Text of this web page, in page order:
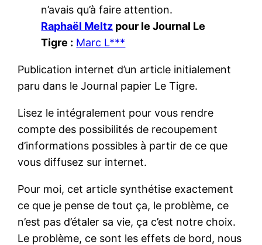
n’avais qu’à faire attention.
Raphaël Meltz pour le Journal Le
Tigre : Marc L***
Publication internet d’un article initialement
paru dans le Journal papier Le Tigre.
Lisez le intégralement pour vous rendre
compte des possibilités de recoupement
d’informations possibles à partir de ce que
vous diffusez sur internet.
Pour moi, cet article synthétise exactement
ce que je pense de tout ça, le problème, ce
n’est pas d’étaler sa vie, ça c’est notre choix.
Le problème, ce sont les effets de bord, nous